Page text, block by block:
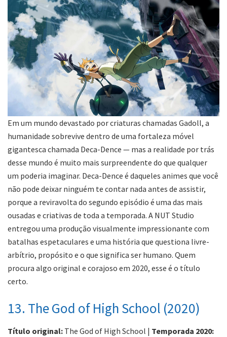
Em um mundo devastado por criaturas chamadas Gadoll, a
humanidade sobrevive dentro de uma fortaleza móvel
gigantesca chamada Deca-Dence — mas a realidade por trás
desse mundo é muito mais surpreendente do que qualquer
um poderia imaginar. Deca-Dence é daqueles animes que você
não pode deixar ninguém te contar nada antes de assistir,
porque a reviravolta do segundo episódio é uma das mais
ousadas e criativas de toda a temporada. A NUT Studio
entregou uma produção visualmente impressionante com
batalhas espetaculares e uma história que questiona livre-
arbítrio, propósito e o que significa ser humano. Quem
procura algo original e corajoso em 2020, esse é o título
certo.
13. The God of High School (2020)
Título original: The God of High School | Temporada 2020: